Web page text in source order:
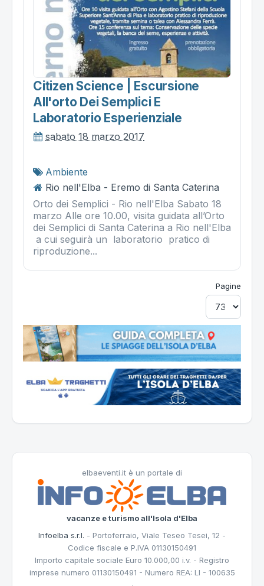
Citizen Science | Escursione
All'orto Dei Semplici E
Laboratorio Esperienziale
sabato 18 marzo 2017
Ambiente
Rio nell'Elba - Eremo di Santa Caterina
Orto dei Semplici - Rio nell'Elba Sabato 18
marzo Alle ore 10.00, visita guidata all’Orto
dei Semplici di Santa Caterina a Rio nell'Elba
a cui seguirà un laboratorio pratico di
riproduzione...
Pagine
elbaeventi.it è un portale di
vacanze e turismo all'Isola d'Elba
Infoelba s.r.l. - Portoferraio, Viale Teseo Tesei, 12 -
Codice fiscale e P.IVA 01130150491
Importo capitale sociale Euro 10.000,00 i.v. - Registro
imprese numero 01130150491 - Numero REA: LI - 100635